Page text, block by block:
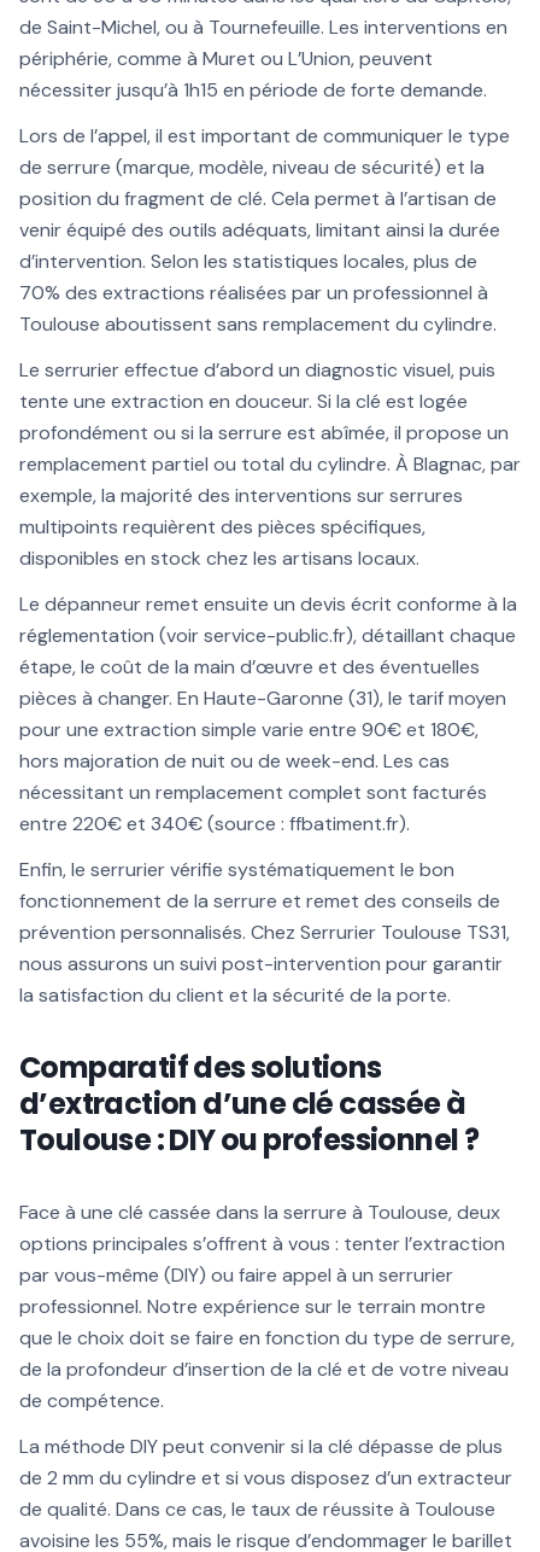
de Saint-Michel, ou à Tournefeuille. Les interventions en
périphérie, comme à Muret ou L’Union, peuvent
nécessiter jusqu’à 1h15 en période de forte demande.
Lors de l’appel, il est important de communiquer le type
de serrure (marque, modèle, niveau de sécurité) et la
position du fragment de clé. Cela permet à l’artisan de
venir équipé des outils adéquats, limitant ainsi la durée
d’intervention. Selon les statistiques locales, plus de
70% des extractions réalisées par un professionnel à
Toulouse aboutissent sans remplacement du cylindre.
Le serrurier effectue d’abord un diagnostic visuel, puis
tente une extraction en douceur. Si la clé est logée
profondément ou si la serrure est abîmée, il propose un
remplacement partiel ou total du cylindre. À Blagnac, par
exemple, la majorité des interventions sur serrures
multipoints requièrent des pièces spécifiques,
disponibles en stock chez les artisans locaux.
Le dépanneur remet ensuite un devis écrit conforme à la
réglementation (voir service-public.fr), détaillant chaque
étape, le coût de la main d’œuvre et des éventuelles
pièces à changer. En Haute-Garonne (31), le tarif moyen
pour une extraction simple varie entre 90€ et 180€,
hors majoration de nuit ou de week-end. Les cas
nécessitant un remplacement complet sont facturés
entre 220€ et 340€ (source : ffbatiment.fr).
Enfin, le serrurier vérifie systématiquement le bon
fonctionnement de la serrure et remet des conseils de
prévention personnalisés. Chez Serrurier Toulouse TS31,
nous assurons un suivi post-intervention pour garantir
la satisfaction du client et la sécurité de la porte.
Comparatif des solutions
d’extraction d’une clé cassée à
Toulouse : DIY ou professionnel ?
Face à une clé cassée dans la serrure à Toulouse, deux
options principales s’offrent à vous : tenter l’extraction
par vous-même (DIY) ou faire appel à un serrurier
professionnel. Notre expérience sur le terrain montre
que le choix doit se faire en fonction du type de serrure,
de la profondeur d’insertion de la clé et de votre niveau
de compétence.
La méthode DIY peut convenir si la clé dépasse de plus
de 2 mm du cylindre et si vous disposez d’un extracteur
de qualité. Dans ce cas, le taux de réussite à Toulouse
avoisine les 55%, mais le risque d’endommager le barillet